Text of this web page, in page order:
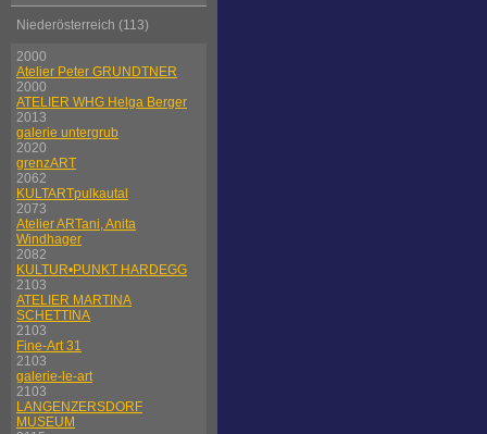
Niederösterreich (113)
2000
Atelier Peter GRUNDTNER
2000
ATELIER WHG Helga Berger
2013
galerie untergrub
2020
grenzART
2062
KULTARTpulkautal
2073
Atelier ARTani, Anita
Windhager
2082
KULTUR•PUNKT HARDEGG
2103
ATELIER MARTINA
SCHETTINA
2103
Fine-Art 31
2103
galerie-le-art
2103
LANGENZERSDORF
MUSEUM